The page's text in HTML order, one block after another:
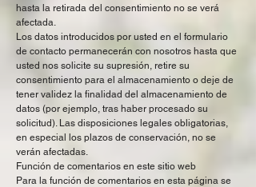
hasta la retirada del consentimiento no se verá
afectada.
Los datos introducidos por usted en el formulario
de contacto permanecerán con nosotros hasta que
usted nos solicite su supresión, retire su
consentimiento para el almacenamiento o deje de
tener validez la finalidad del almacenamiento de
datos (por ejemplo, tras haber procesado su
solicitud). Las disposiciones legales obligatorias,
en especial los plazos de conservación, no se
verán afectadas.
Función de comentarios en este sitio web
Para la función de comentarios en esta página se